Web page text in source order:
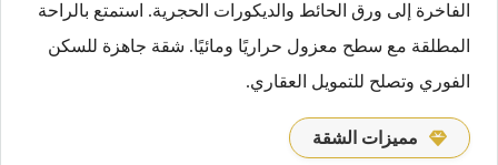
الفاخرة إلى ورق الحائط والديكورات الحجرية. استمتع بالراحة
المطلقة مع سطح معزول حراريًا ومائيًا. شقة جاهزة للسكن
الفوري وتصلح للتمويل العقاري.
مميزات الشقة